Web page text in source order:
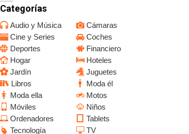
Categorías
Audio y Música
Cámaras
Cine y Series
Coches
Deportes
Financiero
Hogar
Hoteles
Jardín
Juguetes
Libros
Moda él
Moda ella
Motos
Móviles
Niños
Ordenadores
Tablets
Tecnología
TV